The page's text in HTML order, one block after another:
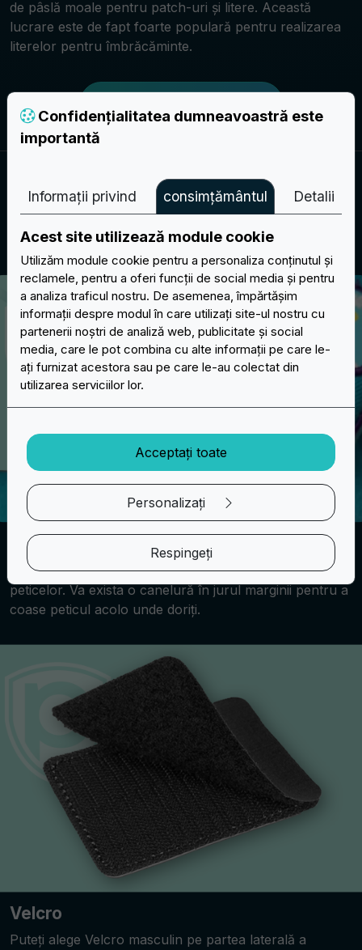
de pâslă moale pentru patch-uri și litere. Această
lucrare este de fapt foarte populară pentru realizarea
literelor pentru îmbrăcăminte.
OPȚIUNI DE SUPORT
Alegeți tipul de suport pentru peticele
dvs.
Coasere
Prelucrare de bază care nu implică lucrul pe spatele
peticelor. Va exista o canelură în jurul marginii pentru a
coase peticul acolo unde doriți.
Velcro
Puteți alege Velcro masculin pe partea laterală a
Confidențialitatea dumneavoastră este
importantă
Informații privind consimțământul Detalii
Acest site utilizează module cookie
Utilizăm module cookie pentru a personaliza conținutul și
reclamele, pentru a oferi funcții de social media și pentru
a analiza traficul nostru. De asemenea, împărtășim
informații despre modul în care utilizați site-ul nostru cu
partenerii noștri de analiză web, publicitate și social
media, care le pot combina cu alte informații pe care le-
ați furnizat acestora sau pe care le-au colectat din
utilizarea serviciilor lor.
Acceptați toate
Personalizați
Respingeți